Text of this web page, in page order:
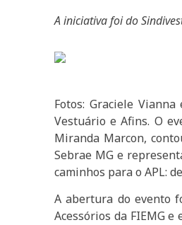
A iniciativa foi do
Fotos: Graciele
Vestuário e Afins. O
Miranda Marcon,
Sebrae MG e
caminhos para o APL:
A abertura do evento
Acessórios da FIEMG